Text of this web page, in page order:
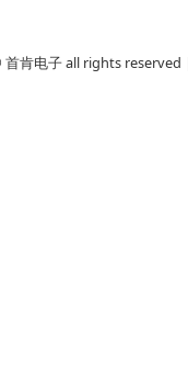
肯电子 all rights reserved